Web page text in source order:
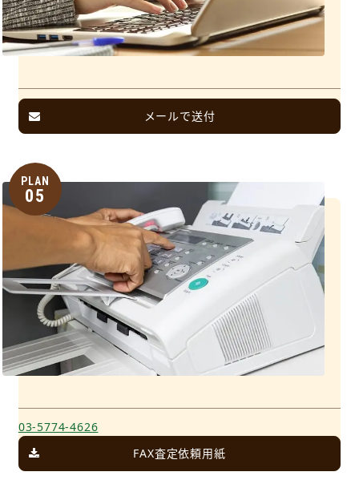
メールで送付
PLAN
05
03-5774-4626
FAX査定依頼用紙